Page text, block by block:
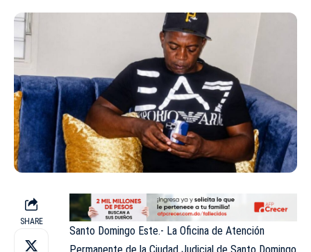
SHARE
Santo Domingo Este.- La Oficina de Atención